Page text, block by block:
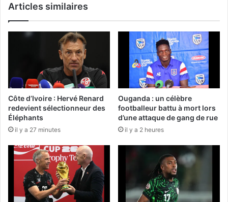
Articles similaires
Côte d’Ivoire : Hervé Renard
redevient sélectionneur des
Éléphants
il y a 27 minutes
Ouganda : un célèbre
footballeur battu à mort lors
d’une attaque de gang de rue
il y a 2 heures